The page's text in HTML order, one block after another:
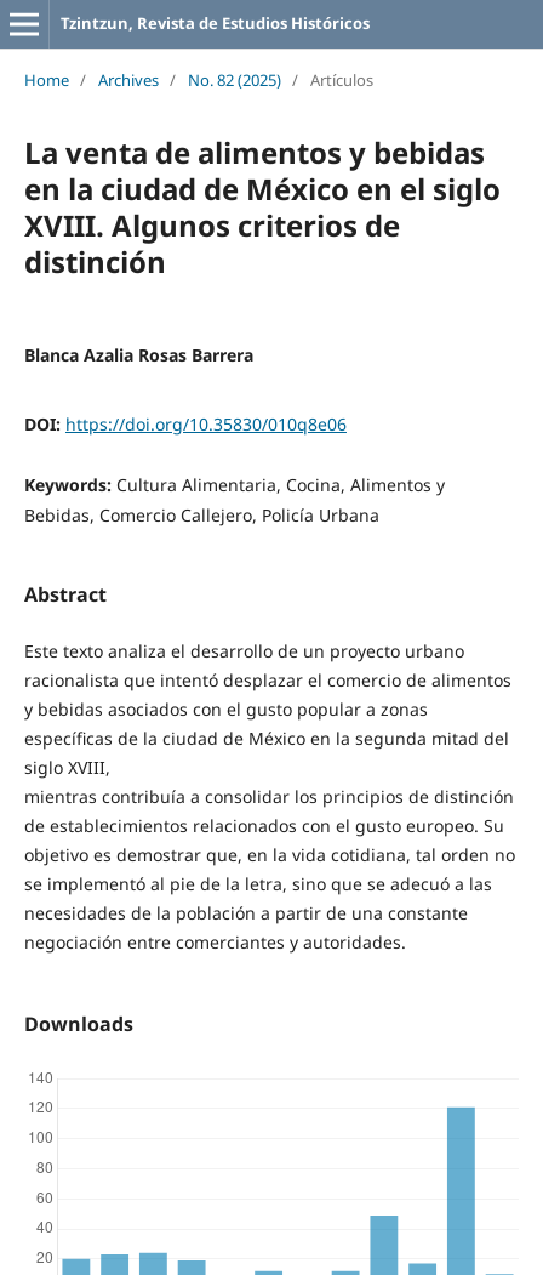
Tzintzun, Revista de Estudios Históricos
Home / Archives / No. 82 (2025) / Artículos
La venta de alimentos y bebidas
en la ciudad de México en el siglo
XVIII. Algunos criterios de
distinción
Blanca Azalia Rosas Barrera
DOI: https://doi.org/10.35830/010q8e06
Keywords: Cultura Alimentaria, Cocina, Alimentos y
Bebidas, Comercio Callejero, Policía Urbana
Abstract
Este texto analiza el desarrollo de un proyecto urbano
racionalista que intentó desplazar el comercio de alimentos
y bebidas asociados con el gusto popular a zonas
específicas de la ciudad de México en la segunda mitad del
siglo XVIII,
mientras contribuía a consolidar los principios de distinción
de establecimientos relacionados con el gusto europeo. Su
objetivo es demostrar que, en la vida cotidiana, tal orden no
se implementó al pie de la letra, sino que se adecuó a las
necesidades de la población a partir de una constante
negociación entre comerciantes y autoridades.
Downloads